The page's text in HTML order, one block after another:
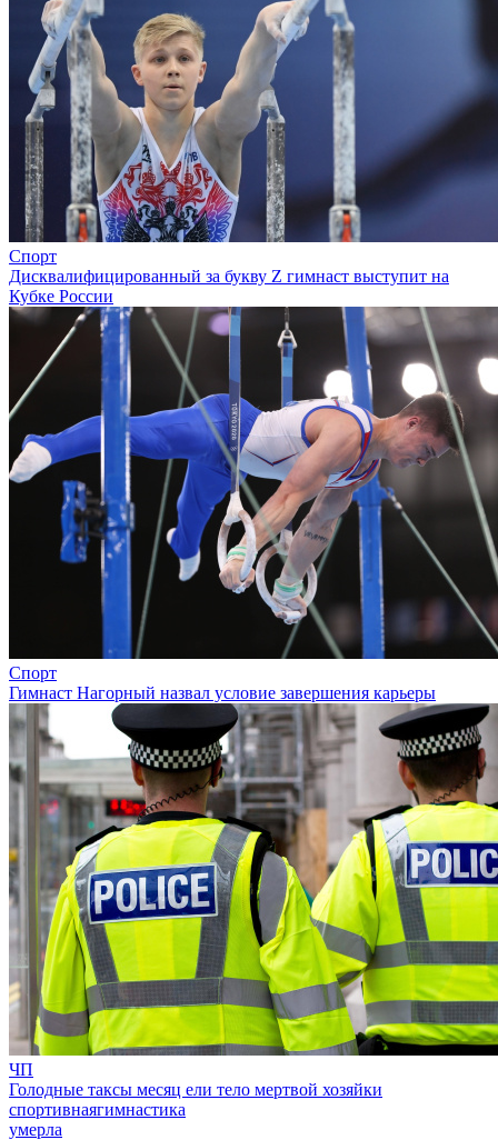
Спорт
Дисквалифицированный за букву Z гимнаст выступит на
Кубке России
Спорт
Гимнаст Нагорный назвал условие завершения карьеры
ЧП
Голодные таксы месяц ели тело мертвой хозяйки
спортивнаягимнастика
умерла